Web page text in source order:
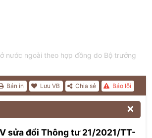
nước ngoài theo hợp đồng do Bộ trưởng
Báo lỗi
Chia sẻ
Lưu VB
Bản in

sửa đổi Thông tư 21/2021/TT-